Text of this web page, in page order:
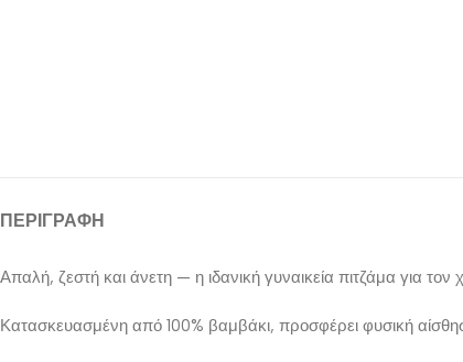
ΠΕΡΙΓΡΑΦΉ
Απαλή, ζεστή και άνετη — η ιδανική γυναικεία πιτζάμα για τον
Κατασκευασμένη από 100% βαμβάκι, προσφέρει φυσική